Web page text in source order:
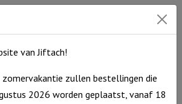
aantal
van Jiftach!
zullen bestellingen die
2026 worden geplaatst, vanaf 18